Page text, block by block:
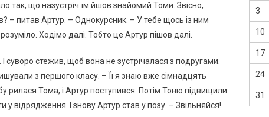
так, що назустріч їм йшов знайомий Томи. Звісно,
– питав Артур. – Однокурсник. – У тебе щось із ним
Ходімо далі. Тобто це Артур пішов далі.
суворо стежив, щоб вона не зустрічалася з подругами.
з першого класу. – Її я знаю вже сімнадцять
рилася Тома, і Артур поступився. Потім Тоню підвищили
у відрядження. І знову Артур став у позу. – Звільняйся!
3
10
17
24
31